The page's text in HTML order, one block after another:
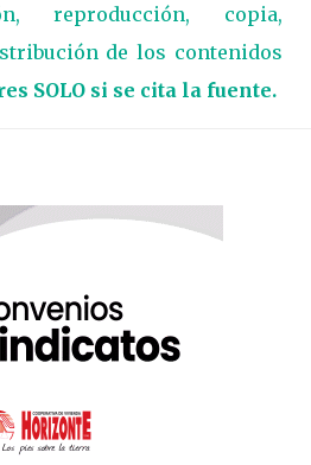
reproducción, copia,
de los contenidos
SOLO si se cita la fuente.